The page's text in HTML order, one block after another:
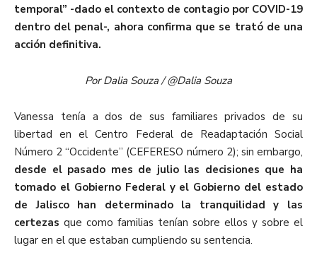
temporal” -dado el contexto de contagio por COVID-19
dentro del penal-, ahora confirma que se trató de una
acción definitiva.
Por Dalia Souza / @Dalia Souza
Vanessa tenía a dos de sus familiares privados de su
libertad en el Centro Federal de Readaptación Social
Número 2 “Occidente” (CEFERESO número 2); sin embargo,
desde el pasado mes de julio las decisiones que ha
tomado el Gobierno Federal y el Gobierno del estado
de Jalisco han determinado la tranquilidad y las
certezas que como familias tenían sobre ellos y sobre el
lugar en el que estaban cumpliendo su sentencia.